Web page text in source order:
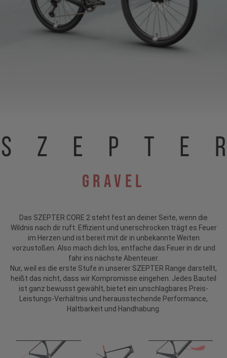
Gravel
Das SZEPTER CORE 2 steht fest an deiner Seite, wenn die
Wildnis nach dir ruft. Effizient und unerschrocken trägt es Feuer
im Herzen und ist bereit mit dir in unbekannte Weiten
vorzustoßen. Also mach dich los, entfache das Feuer in dir und
fahr ins nächste Abenteuer.
Nur, weil es die erste Stufe in unserer SZEPTER Range darstellt,
heißt das nicht, dass wir Kompromisse eingehen. Jedes Bauteil
ist ganz bewusst gewählt, bietet ein unschlagbares Preis-
Leistungs-Verhältnis und herausstechende Performance,
Haltbarkeit und Handhabung.